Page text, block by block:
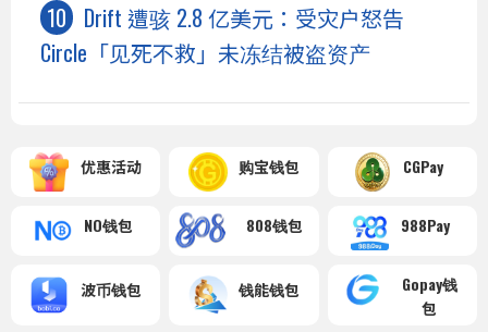
Drift 遭骇 2.8 亿美元：受灾户怒告
Circle「见死不救」未冻结被盗资产
优惠活动 购宝钱包 CGPay
NO钱包 808钱包 988Pay
波币钱包 钱能钱包
Gopay钱
包